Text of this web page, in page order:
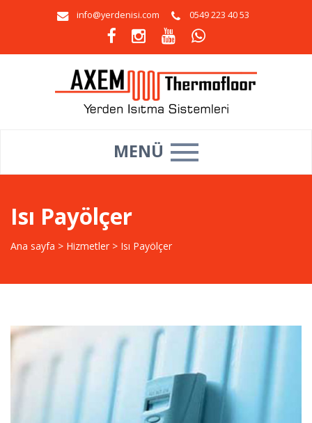
info@yerdenisi.com 0549 223 40 53
MENÜ
Isı Payölçer
Ana sayfa > Hizmetler > Isı Payölçer